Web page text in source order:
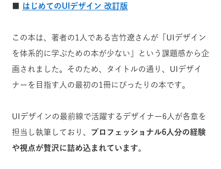
はじめてのUIデザイン 改訂版
この本は、著者の1人である吉竹遼さんが「UIデザイン
を体系的に学ぶための本が少ない」という課題感から企
画されました。そのため、タイトルの通り、UIデザイ
ナーを目指す人の最初の1冊にぴったりの本です。
UIデザインの最前線で活躍するデザイナー6人が各章を
担当し執筆しており、 プロフェッショナル6人分の経験
や視点が贅沢に詰め込まれています。